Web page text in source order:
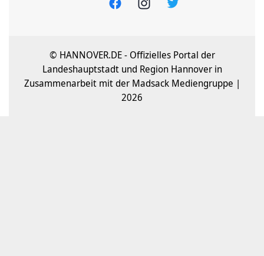
© HANNOVER.DE - Offizielles Portal der
Landeshauptstadt und Region Hannover in
Zusammenarbeit mit der Madsack Mediengruppe |
2026